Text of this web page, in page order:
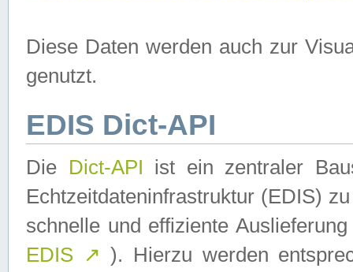
Diese Daten werden auch zur
genutzt.
EDIS Dict-API
Die Dict-API ist ein zentraler
Echtzeitdateninfrastruktur (EDIS)
schnelle und effiziente
EDIS ↗ ). Hierzu werden